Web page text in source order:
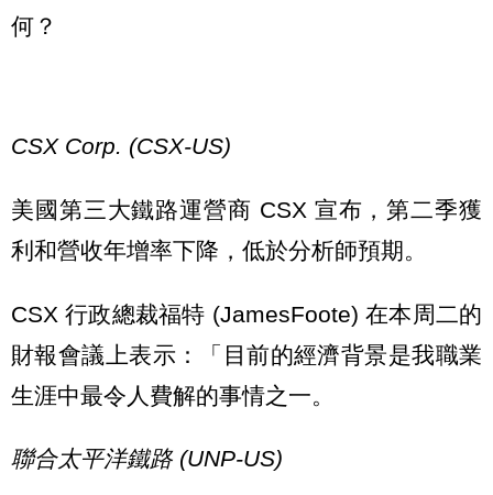
何？
CSX Corp. (CSX-US)
美國第三大鐵路運營商 CSX 宣布，第二季獲
利和營收年增率下降，低於分析師預期。
CSX 行政總裁福特 (JamesFoote) 在本周二的
財報會議上表示：「目前的經濟背景是我職業
生涯中最令人費解的事情之一。
聯合太平洋鐵路 (UNP-US)